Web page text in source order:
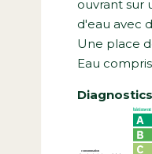
ouvrant sur
d'eau avec
Une place
Eau